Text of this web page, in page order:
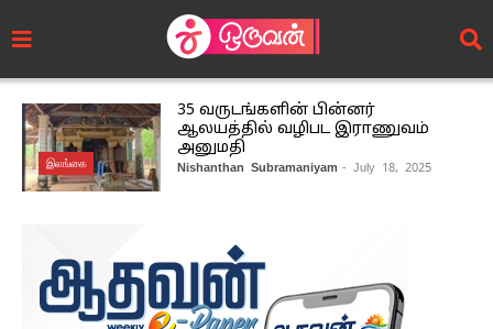
இலங்கை
35 வருடங்களின் பின்னர்
ஆலயத்தில் வழிபட இராணுவம்
அனுமதி
Nishanthan Subramaniyam - July 18, 2025